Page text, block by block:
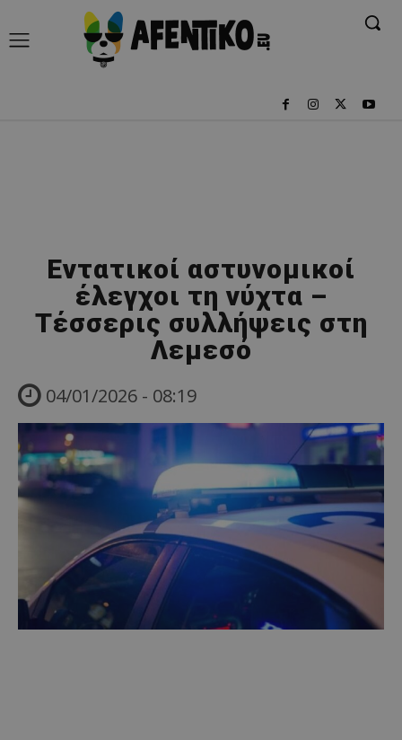
Εντατικοί αστυνομικοί
έλεγχοι τη νύχτα –
Τέσσερις συλλήψεις στη
Λεμεσό
04/01/2026 - 08:19